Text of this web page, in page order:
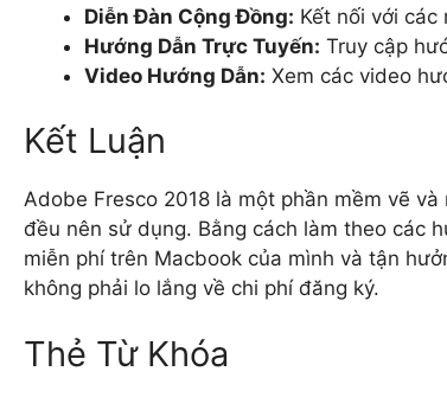
Diễn Đàn Cộng Đồng: Kết nối với
Hướng Dẫn Trực Tuyến: Truy cập
Video Hướng Dẫn: Xem các video
Kết Luận
Adobe Fresco 2018 là một phần mềm vẽ
đều nên sử dụng. Bằng cách làm theo các
miễn phí trên Macbook của mình và tận
không phải lo lắng về chi phí đăng ký.
Thẻ Từ Khóa